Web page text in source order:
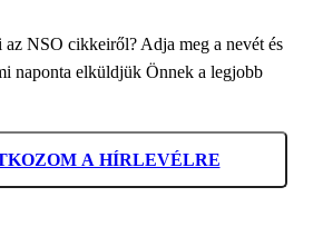
az NSO cikkeiről? Adja meg a nevét és
naponta elküldjük Önnek a legjobb
A HÍRLEVÉLRE